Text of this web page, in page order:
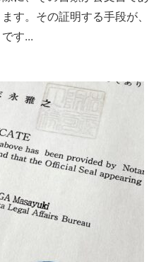
す。その証明する手段が、
す...